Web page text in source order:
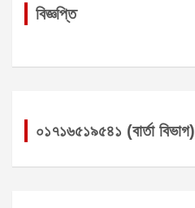
বিজ্ঞপ্তি
০১৭১৬৫১৯৫৪১ (বার্তা বিভাগ)